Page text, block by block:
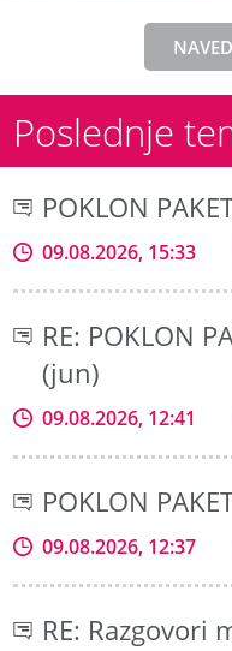
Poslednje
POKLON
09.08.2026, 15:33
RE: POKLON
(jun)
09.08.2026, 12:41
POKLON
09.08.2026, 12:37
RE: Razgovori